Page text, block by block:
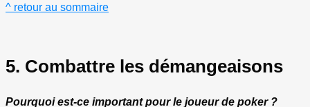
^ retour au sommaire
5. Combattre les démangeaisons
Pourquoi est-ce important pour le joueur de poker ?